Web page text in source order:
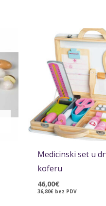
Medicinski set u
koferu
46,00€
36,80€ bez PDV